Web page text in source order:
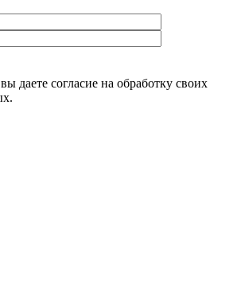
даете согласие на обработку своих